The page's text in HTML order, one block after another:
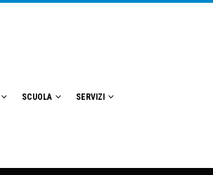
SCUOLA SERVIZI